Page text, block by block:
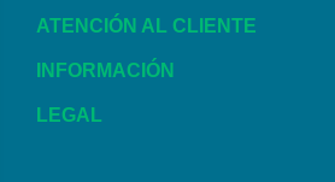
ATENCIÓN AL CLIENTE
INFORMACIÓN
LEGAL